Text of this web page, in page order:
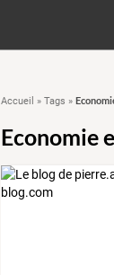
Accueil » Tags »
Economie